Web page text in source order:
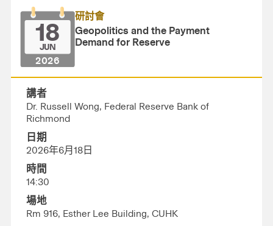
18
JUN
2026
研討會
Geopolitics and the Payment
Demand for Reserve
講者
Dr. Russell Wong, Federal Reserve Bank of
Richmond
日期
2026年6月18日
時間
14:30
場地
Rm 916, Esther Lee Building, CUHK